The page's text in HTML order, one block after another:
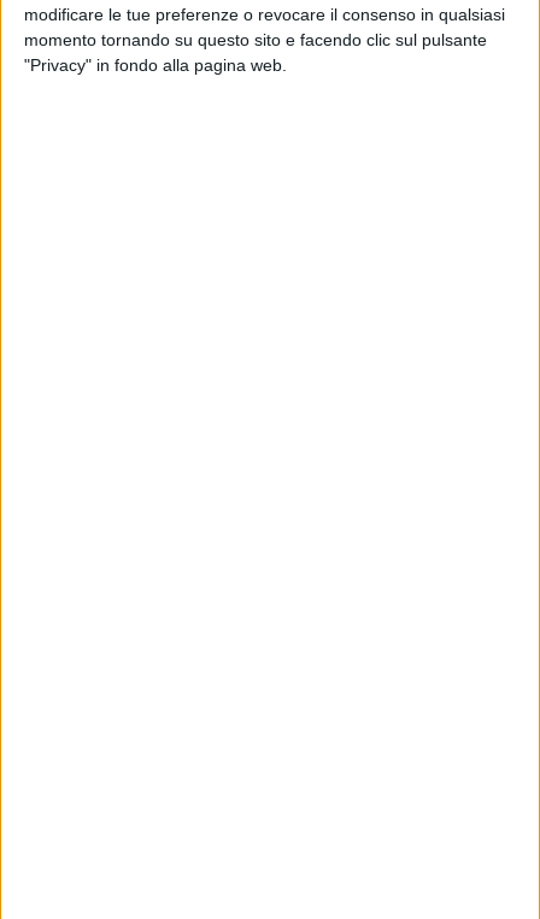
modificare le tue preferenze o revocare il consenso in qualsiasi
momento tornando su questo sito e facendo clic sul pulsante
"Privacy" in fondo alla pagina web.
BARLETTA - 1 FEBBRAIO 2012
Cocaina e marijuana in casa, in manette un
barlettano di 29 anni